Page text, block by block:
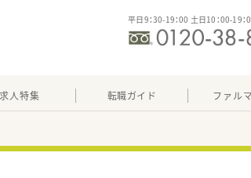
平日9：30-19：00 土日10：00-19
求人特集 転職ガイド ファル